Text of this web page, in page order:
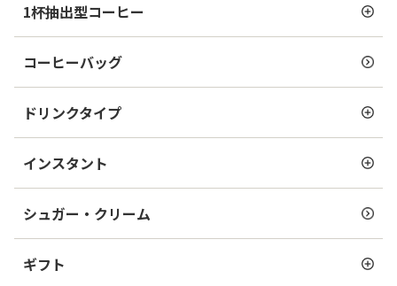
1杯抽出型コーヒー
コーヒーバッグ
ドリンクタイプ
インスタント
シュガー・クリーム
ギフト